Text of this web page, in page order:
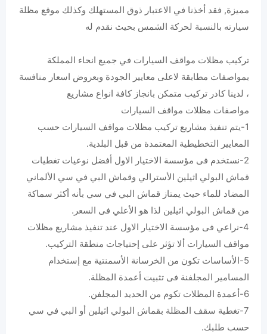
مميزة, فقد أخذنا في الاعتبار ذوق المستهلك وكذلك موقع مظلة
سيارته بالنسبة لحركة الشمس بحيث نقدم له
تركيب مظلات مواقف السيارات في جميع انحاء المملكة
بمواصفات مطابقة لاعلى معايير الجودة وبعروض اسعار منافسة
، لدينا كادر تركيب متمكن بانجاز كافة انواع مشاريع
مواصفات مظلات مواقف السيارات
‏1-يتم تنفيذ مشاريع تركيب مظلات مواقف السيارات حسب
المعايير التخطيطية المعتمدة من قبل البلدية.‏
‏2-نستخدم فى مؤسسة الاختيار الاول أفضل نوعيات تغطيات
قماش البولي اثيلين الأسترالي وقماش البي في سي الألماني
‏المضاد للماء حيث يمتاز قماش البي في سي بأنه أكثر سماكة
من قماش البولي اثيلين لذا هو الأعلي فى السعر.‏
‏4-نراعي فى مؤسسة الاختيار الاول عند تنفيذ مشاريع مظلات
مواقف السيارات ألا تؤثر على إحتياجات منطقة التركيب.‏
‏5-الأساسات تكون من الخرسانة الأسمنتية مع إستخدام
المسامير المجلفنة فى تثبيت أعمدة المظلة.‏
‏7-تغطية سقف المظلة بقماش البولي اثيلين أو البي في سي
حسب طلبك.‏